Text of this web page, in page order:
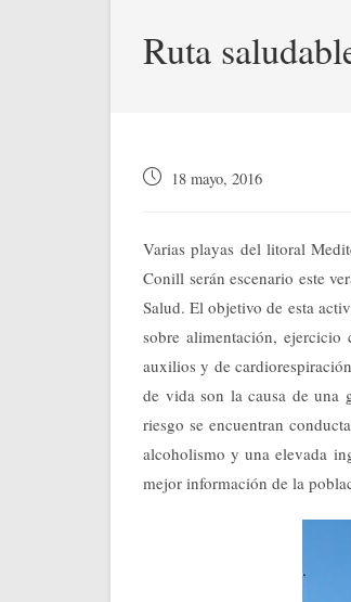
Ruta
Publicación
entrada:
18 mayo, 2016
Varias playas del litoral
Conill serán escenario este
Salud. El objetivo de esta
sobre alimentación,
auxilios y de
de vida son la causa de una
riesgo se encuentran
alcoholismo y una elevada
mejor información de la